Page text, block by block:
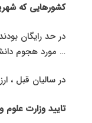
کشورهایی که
در حد رایگان
… مورد هجوم
در سالیان قبل ،
تایید وزارت